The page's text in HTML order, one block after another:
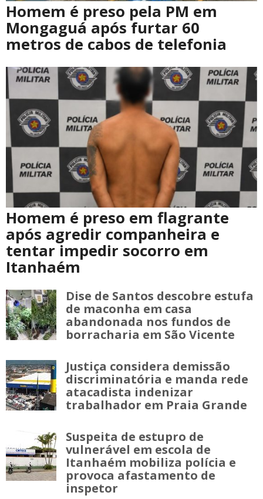
Homem é preso pela PM em
Mongaguá após furtar 60
metros de cabos de telefonia
Homem é preso em flagrante
após agredir companheira e
tentar impedir socorro em
Itanhaém
Dise de Santos descobre estufa
de maconha em casa
abandonada nos fundos de
borracharia em São Vicente
Justiça considera demissão
discriminatória e manda rede
atacadista indenizar
trabalhador em Praia Grande
Suspeita de estupro de
vulnerável em escola de
Itanhaém mobiliza polícia e
provoca afastamento de
inspetor